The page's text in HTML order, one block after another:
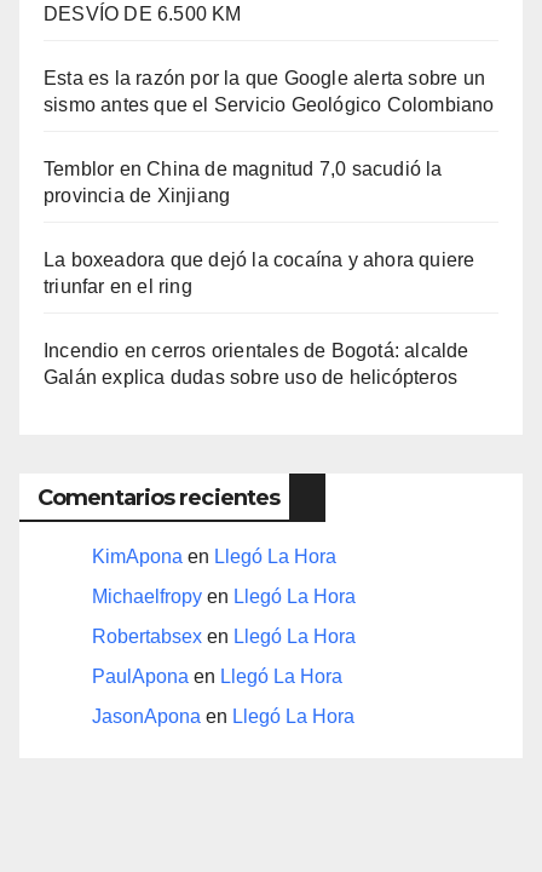
DESVÍO DE 6.500 KM
Esta es la razón por la que Google alerta sobre un
sismo antes que el Servicio Geológico Colombiano
Temblor en China de magnitud 7,0 sacudió la
provincia de Xinjiang
La boxeadora que dejó la cocaína y ahora quiere
triunfar en el ring​
Incendio en cerros orientales de Bogotá: alcalde
Galán explica dudas sobre uso de helicópteros
Comentarios recientes
KimApona en Llegó La Hora
Michaelfropy en Llegó La Hora
Robertabsex en Llegó La Hora
PaulApona en Llegó La Hora
JasonApona en Llegó La Hora